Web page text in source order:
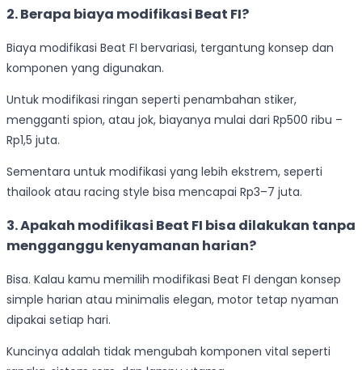
2. Berapa biaya modifikasi Beat FI?
Biaya modifikasi Beat FI bervariasi, tergantung konsep dan
komponen yang digunakan.
Untuk modifikasi ringan seperti penambahan stiker,
mengganti spion, atau jok, biayanya mulai dari Rp500 ribu –
Rp1,5 juta.
Sementara untuk modifikasi yang lebih ekstrem, seperti
thailook atau racing style bisa mencapai Rp3–7 juta.
3. Apakah modifikasi Beat FI bisa dilakukan tanpa
mengganggu kenyamanan harian?
Bisa. Kalau kamu memilih modifikasi Beat FI dengan konsep
simple harian atau minimalis elegan, motor tetap nyaman
dipakai setiap hari.
Kuncinya adalah tidak mengubah komponen vital seperti